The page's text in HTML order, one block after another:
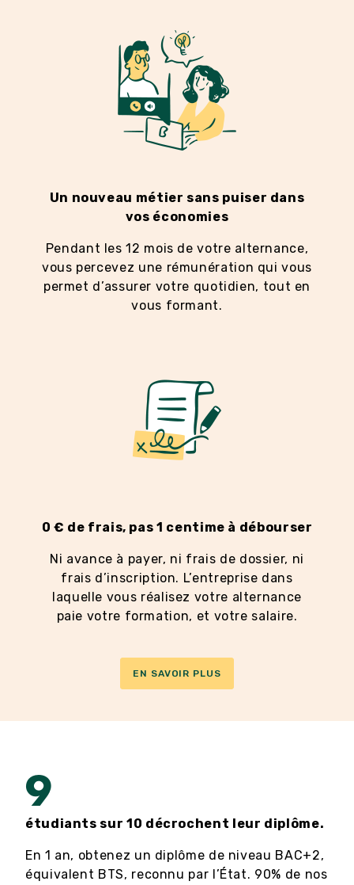
Un nouveau métier sans puiser dans
vos économies
Pendant les 12 mois de votre alternance,
vous percevez une rémunération qui vous
permet d’assurer votre quotidien, tout en
vous formant.
0 € de frais, pas 1 centime à débourser
Ni avance à payer, ni frais de dossier, ni
frais d’inscription. L’entreprise dans
laquelle vous réalisez votre alternance
paie votre formation, et votre salaire.
EN SAVOIR PLUS
9
étudiants sur 10 décrochent leur diplôme.
En 1 an, obtenez un diplôme de niveau BAC+2,
équivalent BTS, reconnu par l’État. 90% de nos